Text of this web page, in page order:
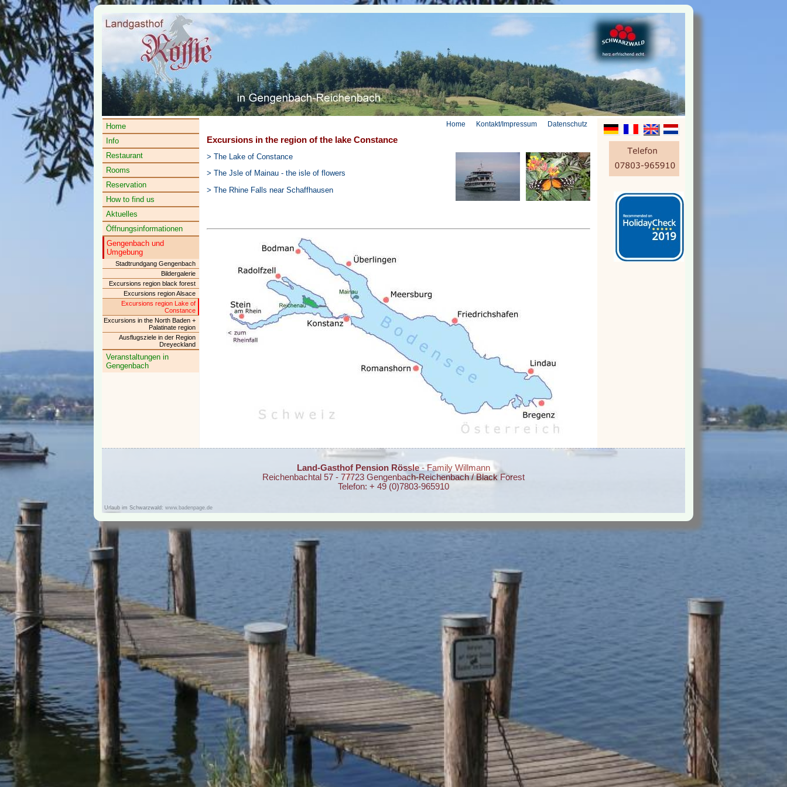
Home
Info
Restaurant
Rooms
Reservation
How to find us
Aktuelles
Öffnungsinformationen
Gengenbach und
Umgebung
Stadtrundgang Gengenbach
Bildergalerie
Excursions region black forest
Excursions region Alsace
Excursions region Lake of
Constance
Excursions in the North Baden +
Palatinate region
Ausflugsziele in der Region
Dreyeckland
Veranstaltungen in
Gengenbach
Home Kontakt/Impressum Datenschutz
Excursions in the region of the lake Constance
> The Lake of Constance
> The Jsle of Mainau - the isle of flowers
> The Rhine Falls near Schaffhausen
Land-Gasthof Pension Rössle- Family Willmann
Reichenbachtal 57 - 77723 Gengenbach-Reichenbach / Black Forest
Telefon: + 49 (0)7803-965910
Urlaub im Schwarzwald: www.badenpage.de